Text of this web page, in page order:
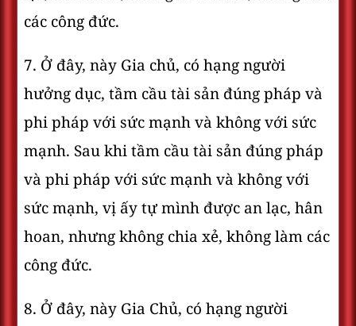
các công đức.
7. Ở đây, này Gia chủ, có hạng người
hưởng dục, tầm cầu tài sản đúng pháp và
phi pháp với sức mạnh và không với sức
mạnh. Sau khi tầm cầu tài sản đúng pháp
và phi pháp với sức mạnh và không với
sức mạnh, vị ấy tự mình được an lạc, hân
hoan, nhưng không chia xẻ, không làm các
công đức.
8. Ở đây, này Gia Chủ, có hạng người